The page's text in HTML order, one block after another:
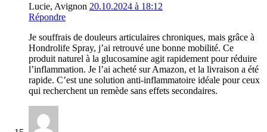
Lucie, Avignon 20.10.2024 à 18:12
Répondre
Je souffrais de douleurs articulaires chroniques, mais grâce à
Hondrolife Spray, j’ai retrouvé une bonne mobilité. Ce
produit naturel à la glucosamine agit rapidement pour réduire
l’inflammation. Je l’ai acheté sur Amazon, et la livraison a été
rapide. C’est une solution anti-inflammatoire idéale pour ceux
qui recherchent un remède sans effets secondaires.